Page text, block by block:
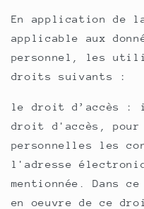
En application de
applicable aux
personnel, les
droits suivants :
le droit d’accès :
droit d'accès, pour
personnelles les
l'adresse
mentionnée. Dans
en oeuvre de ce